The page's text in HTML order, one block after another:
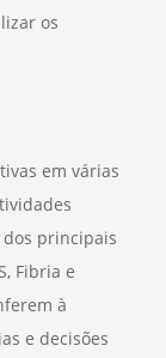
os
em várias
principais
Fibria e
à
e decisões